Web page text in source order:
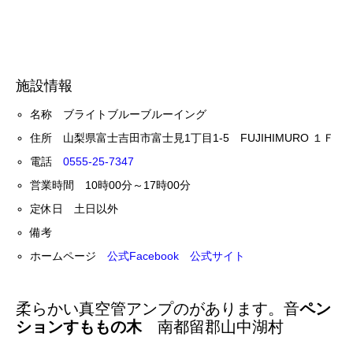
施設情報
名称 ブライトブルーブルーイング
住所 山梨県富士吉田市富士見1丁目1-5 FUJIHIMURO １Ｆ
電話0555-25-7347
営業時間 10時00分～17時00分
定休日 土日以外
備考
ホームページ公式Facebook 公式サイト
柔らかい真空管アンプのがあります。音ペン
ションすももの木南都留郡山中湖村